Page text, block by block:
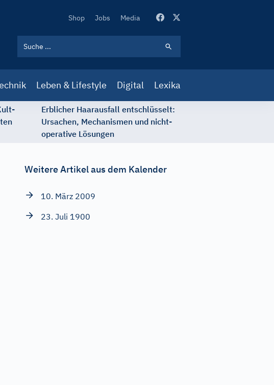
Secondary
Shop Jobs Media
Leben & Lifestyle Digital Lexika
Erblicher Haarausfall entschlüsselt:
Ursachen, Mechanismen und nicht-
operative Lösungen
Weitere Artikel aus dem Kalender
10. März 2009
23. Juli 1900